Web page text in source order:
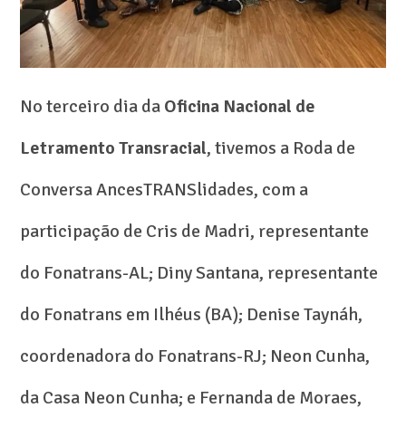
No terceiro dia da Oficina Nacional de
Letramento Transracial, tivemos a Roda de
Conversa AncesTRANSlidades, com a
participação de Cris de Madri, representante
do Fonatrans-AL; Diny Santana, representante
do Fonatrans em Ilhéus (BA); Denise Taynáh,
coordenadora do Fonatrans-RJ; Neon Cunha,
da Casa Neon Cunha; e Fernanda de Moraes,